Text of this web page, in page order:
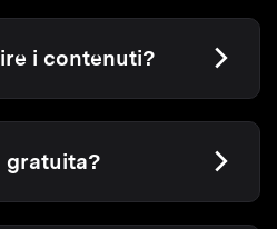
i contenuti?
gratuita?